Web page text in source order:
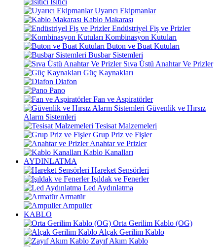
Isıtıcı
Uyarıcı Ekipmanlar
Kablo Makarası
Endüstriyel Fiş ve Prizler
Kombinasyon Kutuları
Buton ve Buat Kutuları
Busbar Sistemleri
Sıva Üstü Anahtar Ve Prizler
Güç Kaynakları
Diafon
Pano
Fan ve Aspiratörler
Güvenlik ve Hırsız
Alarm Sistemleri
Tesisat Malzemeleri
Grup Priz ve Fişler
Anahtar ve Prizler
Kablo Kanalları
AYDINLATMA
Hareket Sensörleri
Işıldak ve Fenerler
Led Aydınlatma
Armatür
Ampuller
KABLO
Orta Gerilim Kablo (OG)
Alçak Gerilim Kablo
Zayıf Akım Kablo